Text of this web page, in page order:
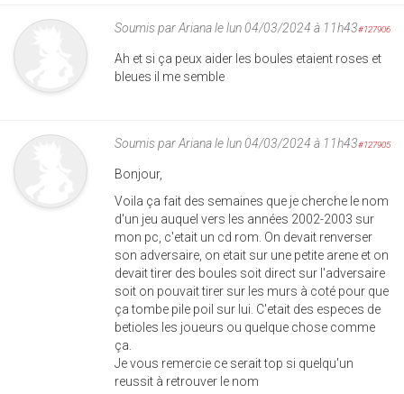
Soumis parArianale lun 04/03/2024 à 11h43#127906
Ah et si ça peux aider les boules etaient roses et
bleues il me semble
Soumis parArianale lun 04/03/2024 à 11h43#127905
Bonjour,
Voila ça fait des semaines que je cherche le nom
d'un jeu auquel vers les années 2002-2003 sur
mon pc, c'etait un cd rom. On devait renverser
son adversaire, on etait sur une petite arene et on
devait tirer des boules soit direct sur l'adversaire
soit on pouvait tirer sur les murs à coté pour que
ça tombe pile poil sur lui. C'etait des especes de
betioles les joueurs ou quelque chose comme
ça.
Je vous remercie ce serait top si quelqu'un
reussit à retrouver le nom